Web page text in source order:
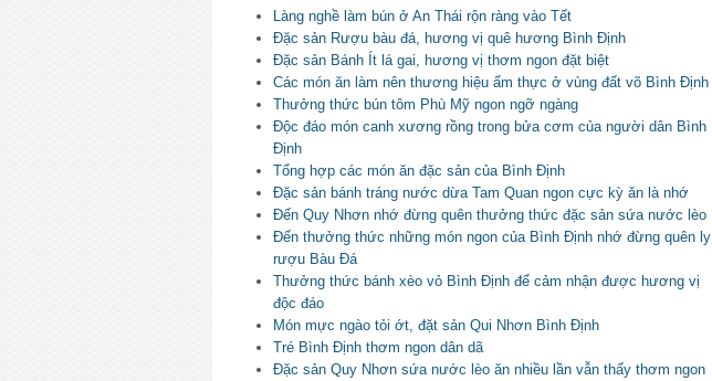
Làng nghề làm bún ở An Thái rộn ràng vào Tết
Đặc sản Rượu bàu đá, hương vị quê hương Bình Định
Đặc sản Bánh Ít lá gai, hương vị thơm ngon đặt biệt
Các món ăn làm nên thương hiệu ẩm thực ở vùng đất võ Bình Định
Thưởng thức bún tôm Phù Mỹ ngon ngỡ ngàng
Độc đáo món canh xương rồng trong bửa cơm của người dân Bình
Định
Tổng hợp các món ăn đặc sản của Bình Định
Đặc sản bánh tráng nước dừa Tam Quan ngon cực kỳ ăn là nhớ
Đến Quy Nhơn nhớ đừng quên thưởng thức đặc sản sứa nước lèo
Đến thưởng thức những món ngon của Bình Định nhớ đừng quên ly
rượu Bàu Đá
Thưởng thức bánh xèo vỏ Bình Định để cảm nhận được hương vị
độc đáo
Món mực ngào tỏi ớt, đặt sản Qui Nhơn Bình Định
Tré Bình Định thơm ngon dân dã
Đặc sản Quy Nhơn sứa nước lèo ăn nhiều lần vẫn thấy thơm ngon